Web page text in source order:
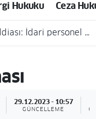
Hukuku Ceza
Soruşturma ve Kovuşturmada Şikâyet Aranmamas
29.12.2023 - 10:57
GÜNCELLEME
ve Fikstür